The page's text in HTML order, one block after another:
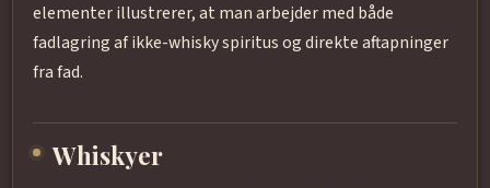
elementer illustrerer, at man arbejder med både
fadlagring af ikke-whisky spiritus og direkte aftapninger
fra fad.
Whiskyer